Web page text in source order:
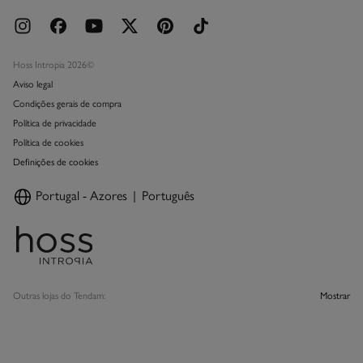
Hoss Intropia 2026©
Aviso legal
Condições gerais de compra
Política de privacidade
Política de cookies
Definições de cookies
Portugal - Azores Português
Outras lojas do Tendam: Mostrar